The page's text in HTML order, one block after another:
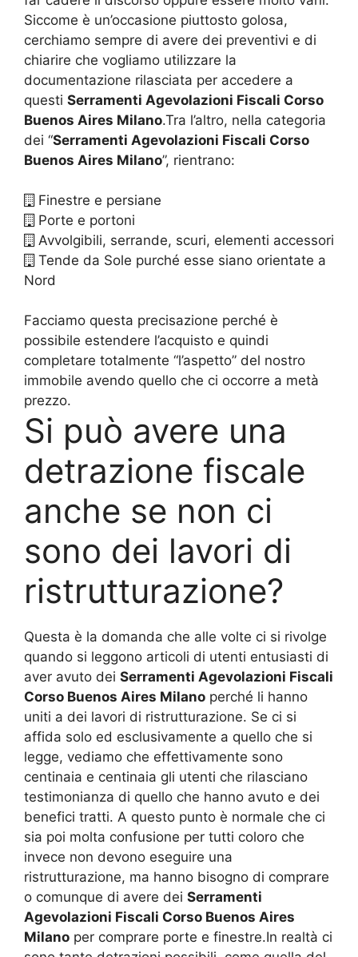
Siccome è un’occasione piuttosto golosa,
cerchiamo sempre di avere dei preventivi e di
chiarire che vogliamo utilizzare la
documentazione rilasciata per accedere a
questi Serramenti Agevolazioni Fiscali Corso
Buenos Aires Milano.Tra l’altro, nella categoria
dei “Serramenti Agevolazioni Fiscali Corso
Buenos Aires Milano”, rientrano:
Finestre e persiane
Porte e portoni
Avvolgibili, serrande, scuri, elementi accessori
Tende da Sole purché esse siano orientate a
Nord
Facciamo questa precisazione perché è
possibile estendere l’acquisto e quindi
completare totalmente “l’aspetto” del nostro
immobile avendo quello che ci occorre a metà
prezzo.
Si può avere una
detrazione fiscale
anche se non ci
sono dei lavori di
ristrutturazione?
Questa è la domanda che alle volte ci si rivolge
quando si leggono articoli di utenti entusiasti di
aver avuto dei Serramenti Agevolazioni Fiscali
Corso Buenos Aires Milano perché li hanno
uniti a dei lavori di ristrutturazione. Se ci si
affida solo ed esclusivamente a quello che si
legge, vediamo che effettivamente sono
centinaia e centinaia gli utenti che rilasciano
testimonianza di quello che hanno avuto e dei
benefici tratti. A questo punto è normale che ci
sia poi molta confusione per tutti coloro che
invece non devono eseguire una
ristrutturazione, ma hanno bisogno di comprare
o comunque di avere dei Serramenti
Agevolazioni Fiscali Corso Buenos Aires
Milano per comprare porte e finestre.In realtà ci